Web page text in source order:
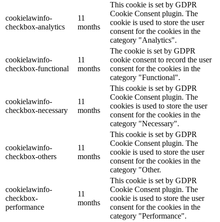
cookielawinfo-
checkbox-analytics
11
months
This cookie is set by GDPR
Cookie Consent plugin. The
cookie is used to store the user
consent for the cookies in the
category "Analytics".
cookielawinfo-
checkbox-functional
11
months
The cookie is set by GDPR
cookie consent to record the user
consent for the cookies in the
category "Functional".
cookielawinfo-
checkbox-necessary
11
months
This cookie is set by GDPR
Cookie Consent plugin. The
cookies is used to store the user
consent for the cookies in the
category "Necessary".
cookielawinfo-
checkbox-others
11
months
This cookie is set by GDPR
Cookie Consent plugin. The
cookie is used to store the user
consent for the cookies in the
category "Other.
cookielawinfo-
checkbox-
performance
11
months
This cookie is set by GDPR
Cookie Consent plugin. The
cookie is used to store the user
consent for the cookies in the
category "Performance".